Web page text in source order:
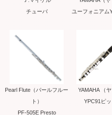
チューバ
ユーフォニアム
Pearl Flute（パールフルー
ト）
PF-505E Presto
YAMAHA （
YPC91ピ